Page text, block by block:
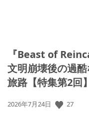
『Beast of
文明崩壊後の過
旅路【特集第2回】
公
2026年7月24日 27